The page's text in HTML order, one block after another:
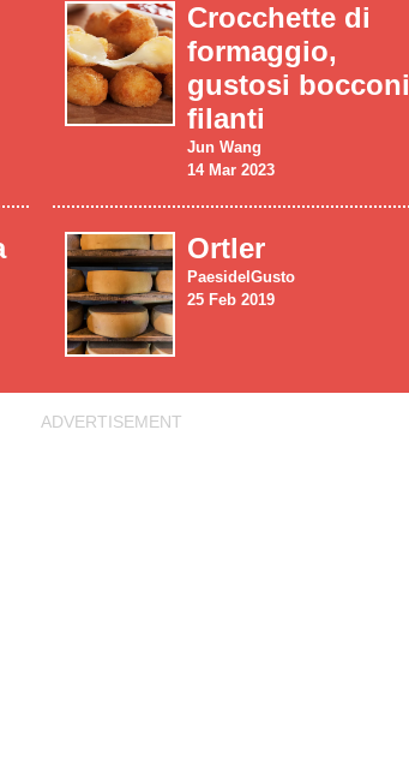
Crocchette di
formaggio,
gustosi bocconi
filanti
Jun Wang
14 Mar 2023
Ortler
PaesidelGusto
25 Feb 2019